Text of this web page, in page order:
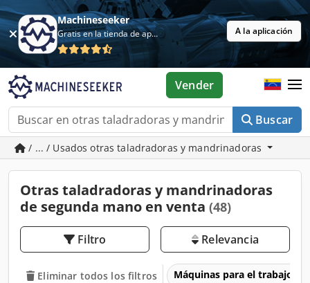
Machineseeker
Gratis en la tienda de aplicaciones A la aplicación
Buscar
Vender
/ ... / Usados otras taladradoras y mandrinadoras
Otras taladradoras y mandrinadoras
de segunda mano en venta (48)
Filtro Relevancia
Eliminar todos los filtros Máquinas para el trabajo